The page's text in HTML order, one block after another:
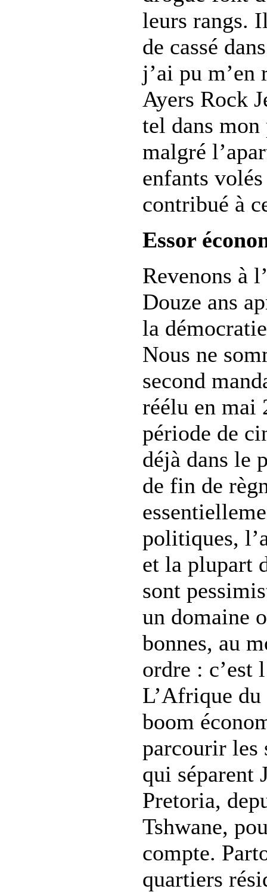
leurs rangs.
de cassé
j’ai pu m’en
Ayers Rock
tel dans mon
malgré
enfants
contribué à
Essor
Revenons à
Douze ans
la
Nous ne
second
réélu en mai
période de
déjà dans le
de fin de
politiques,
et la plupart
sont
un domaine
bonnes, au
ordre : c’est
L’Afrique
boom
parcourir les
qui séparent
Pretoria,
Tshwane,
compte.
quartiers